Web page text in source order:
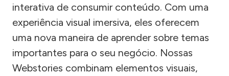
interativa de consumir conteúdo. Com uma
experiência visual imersiva, eles oferecem
uma nova maneira de aprender sobre temas
importantes para o seu negócio. Nossas
Webstories combinam elementos visuais,